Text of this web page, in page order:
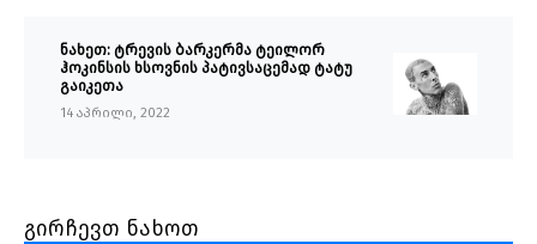
ნახეთ: ტრევის ბარკერმა ტეილორ
ჰოკინსის ხსოვნის პატივსაცემად ტატუ
გაიკეთა
14 აპრილი, 2022
გირჩევთ ნახოთ